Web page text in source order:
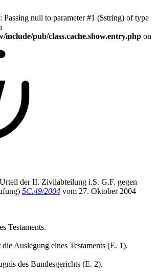
Passing null to parameter #1 ($string) of type
include/pub/class.cache.show.entry.php on
der II. Zivilabteilung i.S. G.F. gegen
5C.49/2004 vom 27. Oktober 2004
Testaments.
Auslegung eines Testaments (E. 1).
des Bundesgerichts (E. 2).